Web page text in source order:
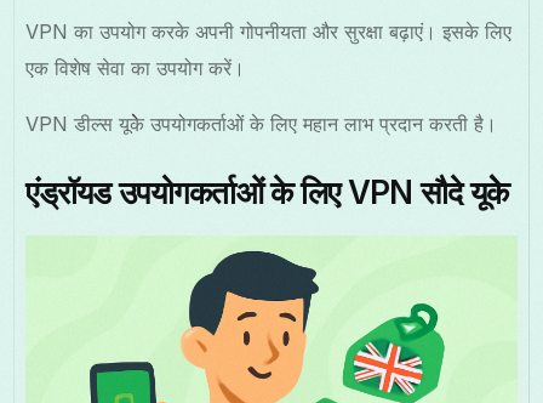
VPN का उपयोग करके अपनी गोपनीयता और सुरक्षा बढ़ाएं। इसके लिए
एक विशेष सेवा का उपयोग करें।
VPN डील्स यूकेे उपयोगकर्ताओं के लिए महान लाभ प्रदान करती है।
एंड्रॉयड उपयोगकर्ताओं के लिए VPN सौदे यूकेे